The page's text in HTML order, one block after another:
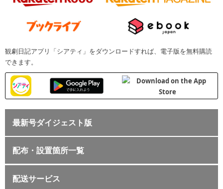
観劇日記アプリ「シアティ」をダウンロードすれば、電子版を無料購読
できます。
最新号ダイジェスト版
配布・設置箇所一覧
配送サービス